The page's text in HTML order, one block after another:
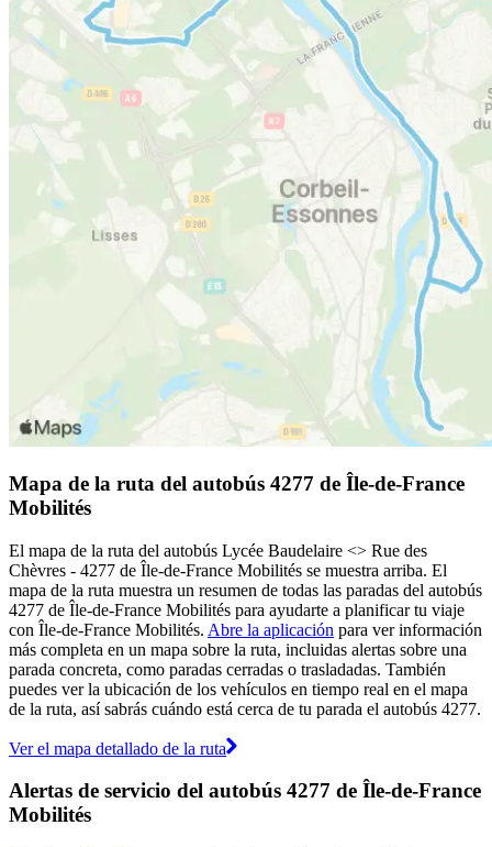
Mapa de la ruta del autobús 4277 de Île-de-France
Mobilités
El mapa de la ruta del autobús Lycée Baudelaire <> Rue des
Chèvres - 4277 de Île-de-France Mobilités se muestra arriba. El
mapa de la ruta muestra un resumen de todas las paradas del autobús
4277 de Île-de-France Mobilités para ayudarte a planificar tu viaje
con Île-de-France Mobilités. Abre la aplicación para ver información
más completa en un mapa sobre la ruta, incluidas alertas sobre una
parada concreta, como paradas cerradas o trasladadas. También
puedes ver la ubicación de los vehículos en tiempo real en el mapa
de la ruta, así sabrás cuándo está cerca de tu parada el autobús 4277.
Ver el mapa detallado de la ruta
Alertas de servicio del autobús 4277 de Île-de-France
Mobilités